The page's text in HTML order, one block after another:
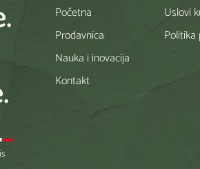
Početna
Prodavnica
Nauka i inovacija
Kontakt
Uslovi